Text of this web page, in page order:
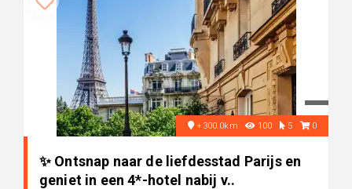
+300.0km 100 5 0
✨ Ontsnap naar de liefdesstad Parijs en
geniet in een 4*-hotel nabij v..